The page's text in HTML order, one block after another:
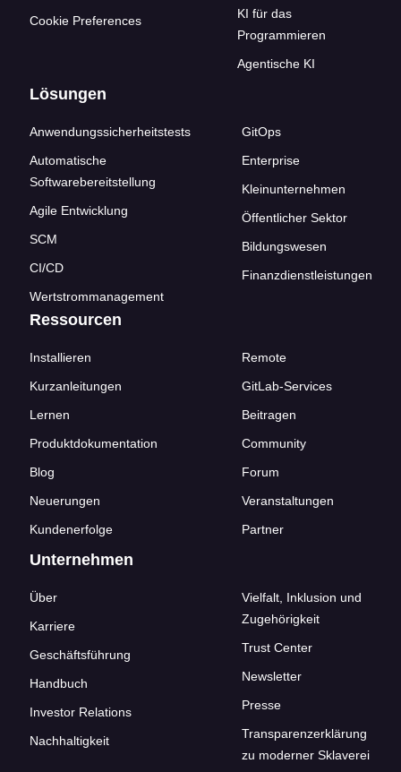
Cookie Preferences
KI für das
Programmieren
Agentische KI
Lösungen
Anwendungssicherheitstests
Automatische
Softwarebereitstellung
Agile Entwicklung
SCM
CI/CD
Wertstrommanagement
GitOps
Enterprise
Kleinunternehmen
Öffentlicher Sektor
Bildungswesen
Finanzdienstleistungen
Ressourcen
Installieren
Kurzanleitungen
Lernen
Produktdokumentation
Blog
Neuerungen
Kundenerfolge
Remote
GitLab-Services
Beitragen
Community
Forum
Veranstaltungen
Partner
Unternehmen
Über
Karriere
Geschäftsführung
Handbuch
Investor Relations
Nachhaltigkeit
Vielfalt, Inklusion und
Zugehörigkeit
Trust Center
Newsletter
Presse
Transparenzerklärung
zu moderner Sklaverei